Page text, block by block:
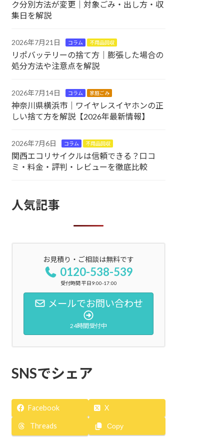
ク分別方法が変更｜対象ごみ・出し方・収
集日を解説
2026年7月21日 コラム 不用品回収
リポバッテリーの捨て方｜膨張した場合の
処分方法や注意点を解説
2026年7月14日 コラム 家庭ごみ
神奈川県横浜市｜ワイヤレスイヤホンの正
しい捨て方を解説【2026年最新情報】
2026年7月6日 コラム 不用品回収
関西エコリサイクルは信頼できる？口コ
ミ・料金・評判・レビューを徹底比較
人気記事
お見積り・ご相談は無料です
0120-538-539
受付時間 平日9:00-17:00
メールでお問い合わせ
24時間受付中
SNSでシェア
Facebook X
Threads Copy